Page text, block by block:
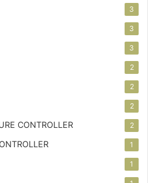
3
3
3
2
2
2
CONTROLLER 2
1
1